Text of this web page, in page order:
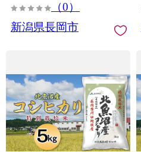
（0）
新潟県長岡市